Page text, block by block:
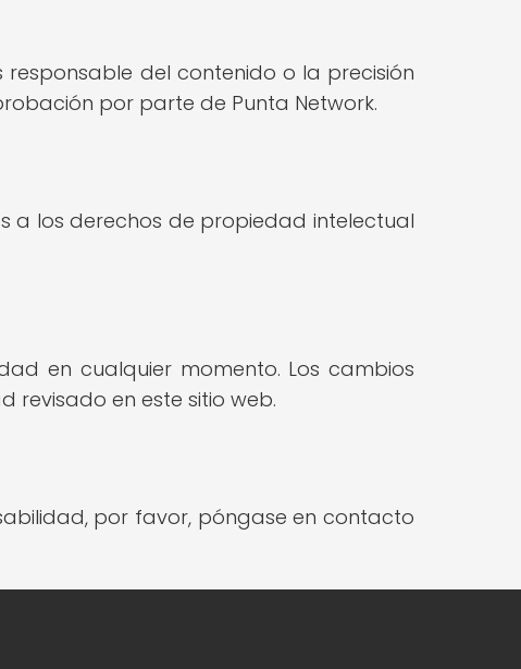
responsable del contenido o la precisión
por parte de Punta Network.
a los derechos de propiedad intelectual
en cualquier momento. Los cambios
revisado en este sitio web.
por favor, póngase en contacto